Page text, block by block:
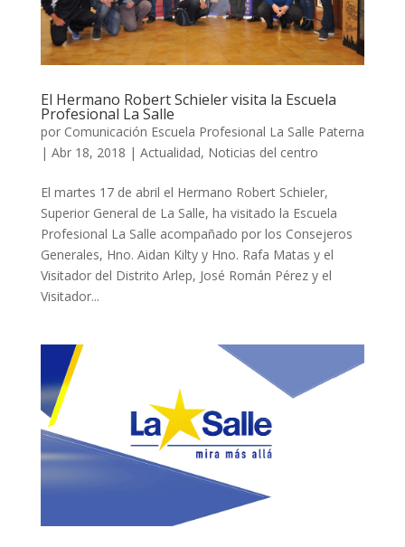
El Hermano Robert Schieler visita la Escuela
Profesional La Salle
por Comunicación Escuela Profesional La Salle Paterna
| Abr 18, 2018 | Actualidad, Noticias del centro
El martes 17 de abril el Hermano Robert Schieler,
Superior General de La Salle, ha visitado la Escuela
Profesional La Salle acompañado por los Consejeros
Generales, Hno. Aidan Kilty y Hno. Rafa Matas y el
Visitador del Distrito Arlep, José Román Pérez y el
Visitador...